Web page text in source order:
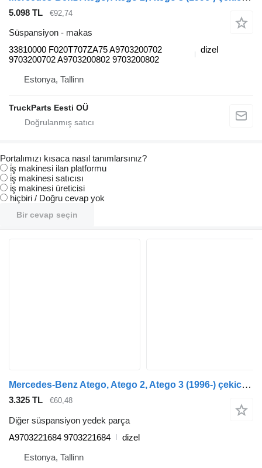
5.098 TL €92,74
Süspansiyon - makas
33810000 F020T707ZA75 A9703200702
9703200702 A9703200802 9703200802
dizel
Estonya, Tallinn
TruckParts Eesti OÜ
Portalımızı kısaca nasıl tanımlarsınız?
i̇ş makinesi ilan platformu
i̇ş makinesi satıcısı
i̇ş makinesi üreticisi
hiçbiri / Doğru cevap yok
Bir cevap seçin
Mercedes-Benz Atego, Atego 2, Atego 3 (1996-) çekici için Leaf Spring Adjusting Wedge, Front Axle Mercedes-Benz Atego 816 (01.98-12.04) A9703221684
3.325 TL €60,48
Diğer süspansiyon yedek parça
A9703221684 9703221684
dizel
Estonya, Tallinn